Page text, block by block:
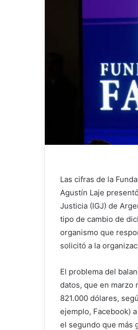
Las cifras de la
Agustín Laje
Justicia (IGJ) de
tipo de cambio de
organismo que
solicitó a la
El problema del
datos, que en marzo
821.000 dólares,
ejemplo, Facebook)
el segundo que más